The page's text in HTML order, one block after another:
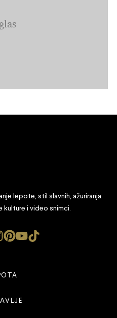
lepote, stil slavnih, ažuriranja
i video snimci.